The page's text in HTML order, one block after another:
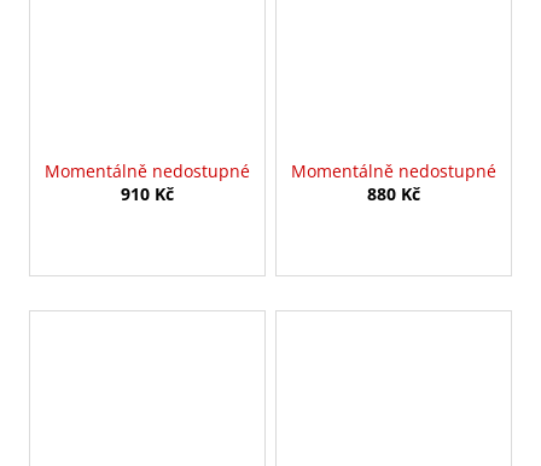
Momentálně nedostupné
910 Kč
Momentálně nedostupné
880 Kč